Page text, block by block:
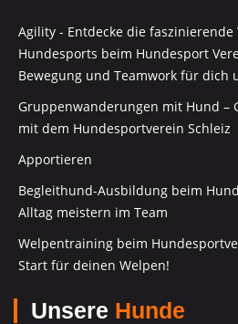
Agility - Entdecke die faszinierende
Hundesports beim Hundesport
Bewegung und Teamwork für dich
Gruppenwanderungen mit Hund –
mit dem Hundesportverein Schleiz
Apportieren
Begleithund-Ausbildung beim
Alltag meistern im Team
Welpentraining beim
Start für deinen Welpen!
Unsere Hunde